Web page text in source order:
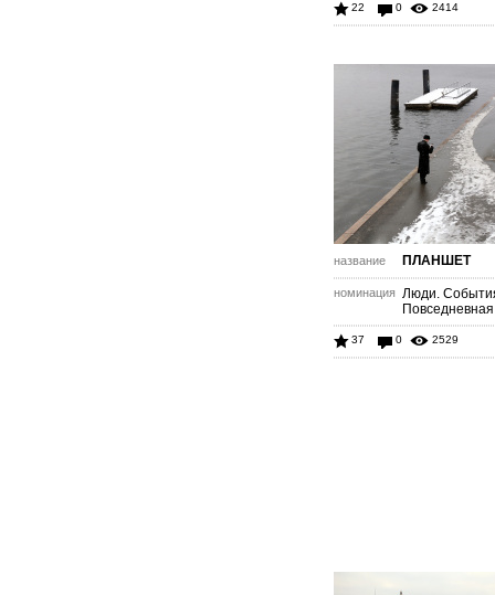
22 0 2414
название ПЛАНШЕТ
номинация Люди.
37 0 2529